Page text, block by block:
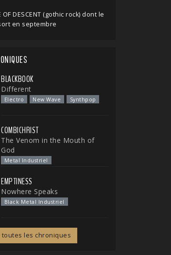
DESCENT (gothic rock) dont le
en septembre
BLACKBOOK
Different
Electro New Wave Synthpop
COMBICHRIST
The Venom in the Mouth of
God
Metal Industriel
EMPTINESS
Nowhere Speaks
Black Metal Industriel
toutes les chroniques